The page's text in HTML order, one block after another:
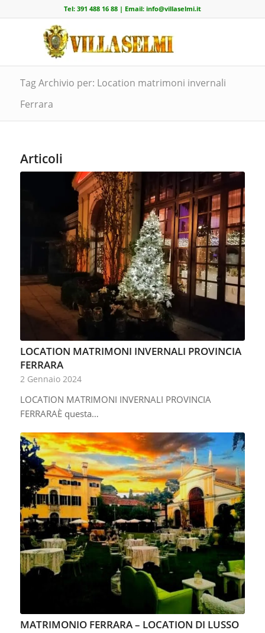
Tel: 391 488 16 88| Email: info@villaselmi.it
Tag Archivio per: Location matrimoni invernali
Ferrara
Articoli
LOCATION MATRIMONI INVERNALI PROVINCIA
FERRARA
2 Gennaio 2024
LOCATION MATRIMONI INVERNALI PROVINCIA
FERRARAÈ questa…
MATRIMONIO FERRARA – LOCATION DI LUSSO